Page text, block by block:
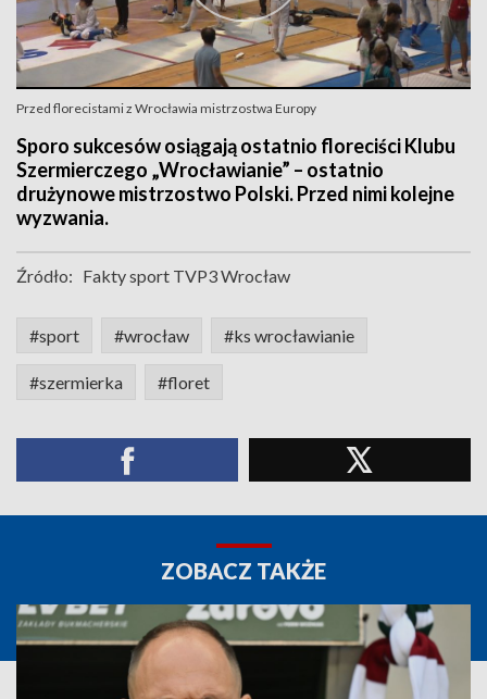
Przed florecistami z Wrocławia mistrzostwa Europy
Sporo sukcesów osiągają ostatnio floreciści Klubu
Szermierczego „Wrocławianie” – ostatnio
drużynowe mistrzostwo Polski. Przed nimi kolejne
wyzwania.
Źródło: Fakty sport TVP3 Wrocław
#sport #wrocław #ks wrocławianie
#szermierka #floret
ZOBACZ TAKŻE